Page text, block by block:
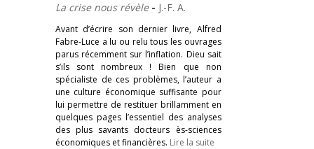
La crise nous révèle - J.-F. A.
Avant d’écrire son dernier livre, Alfred
Fabre-Luce a lu ou relu tous les ouvrages
parus récemment sur l’inflation. Dieu sait
s’ils sont nombreux ! Bien que non
spécialiste de ces problèmes, l’auteur a
une culture économique suffisante pour
lui permettre de restituer brillamment en
quelques pages l’essentiel des analyses
des plus savants docteurs ès-sciences
économiques et financières. Lire la suite